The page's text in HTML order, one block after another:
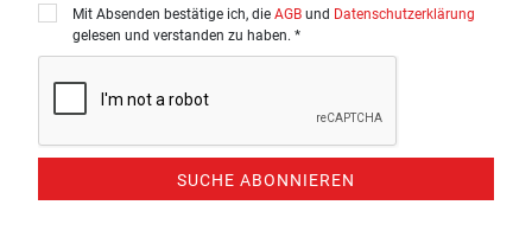
Mit Absenden bestätige ich, die AGB und Datenschutzerklärung
gelesen und verstanden zu haben. *
SUCHE ABONNIEREN